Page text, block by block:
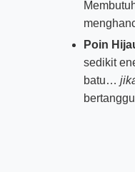
Poin
sedikit
batu…